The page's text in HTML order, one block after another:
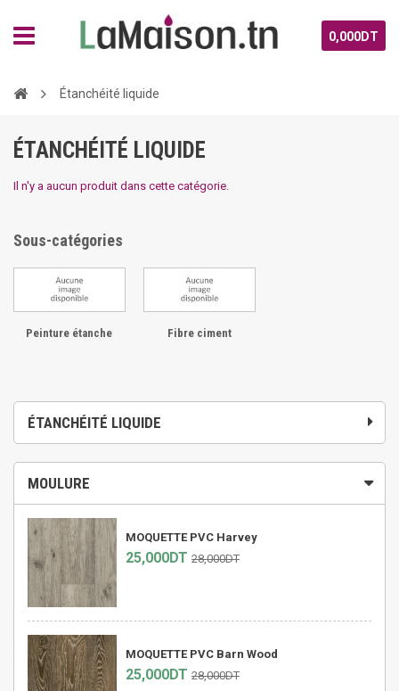
0,000DT
Étanchéité liquide
ÉTANCHÉITÉ LIQUIDE
MOULURE
MOQUETTE PVC Harvey
25,000DT 28,000DT
MOQUETTE PVC Barn Wood
25,000DT 28,000DT
ÉTANCHÉITÉ LIQUIDE
Il n'y a aucun produit dans cette catégorie.
Sous-catégories
Peinture étanche Fibre ciment